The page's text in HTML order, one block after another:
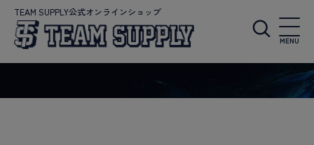
TEAM SUPPLY公式オンラインショップ
MENU